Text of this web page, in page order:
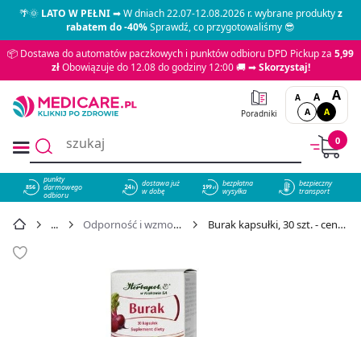
🌴🌞LATO W PEŁNI➡ W dniach 22.07-12.08.2026 r. wybrane produktyz
rabatem do -40%Sprawdź, co przygotowaliśmy 😎
📦 Dostawa do automatów paczkowych i punktów odbioru DPD Pickup za 5,99
złObowiązuje do 12.08 do godziny 12:00 🚚 ➡Skorzystaj!
Poradniki
A A A
A A
0
856
punkty
darmowego
odbioru
dostawa już
w dobę
bezpłatna
wysyłka
bezpieczny
transport
Odporność i wzmocnienie Burak kapsułki, 30 szt. - cena 18,99 zł